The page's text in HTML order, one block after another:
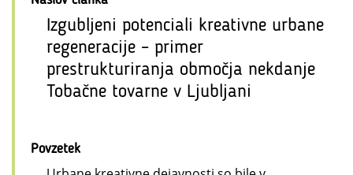
Izgubljeni potenciali kreativne urbane
regeneracije – primer
prestrukturiranja območja nekdanje
Tobačne tovarne v Ljubljani
Povzetek